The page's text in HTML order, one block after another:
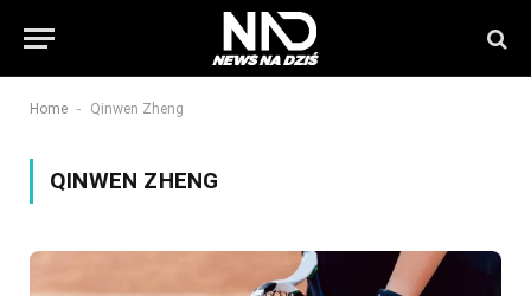
Home - Qinwen Zheng
QINWEN ZHENG